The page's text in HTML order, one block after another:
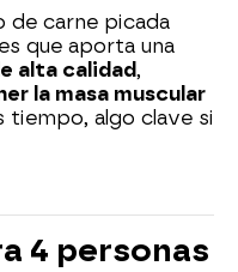
de carne picada
que aporta una
alta calidad,
la masa muscular
tiempo, algo clave si
4 personas